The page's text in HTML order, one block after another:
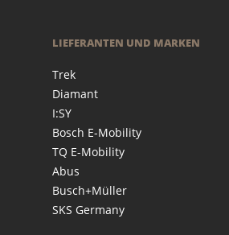
LIEFERANTEN UND MARKEN
Trek
Diamant
I:SY
Bosch E-Mobility
TQ E-Mobility
Abus
Busch+Müller
SKS Germany